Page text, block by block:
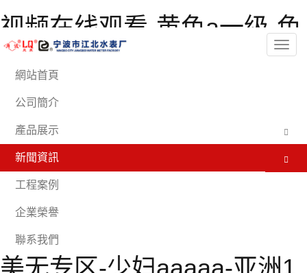
视频在线观看-黄色a一级-色
欲av伊人久久大香线蕉影院-
亚洲另类色图-男女在线观
看-亚洲欧美日韩在线播放-
久久韩国-99精品一区二区-
伊人射-91亚洲精品久久久蜜
桃网站-骚虎免费视频-91禁
在线动漫-视频一区亚洲-91
极品国产-日韩一级不卡-欧
分
網站首頁
公司簡介
產品展示
新聞資訊
工程案例
企業榮譽
聯系我們